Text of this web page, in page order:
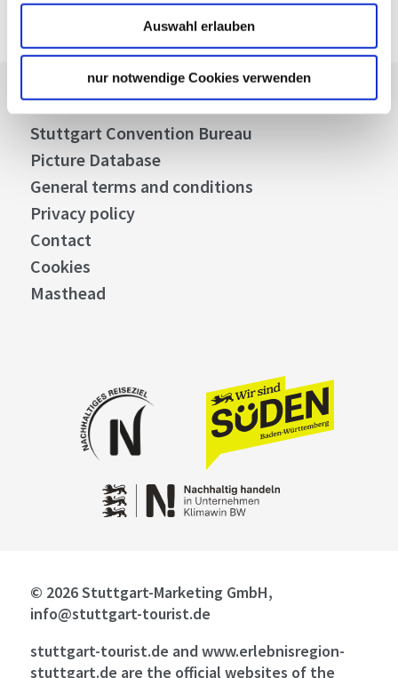
Auswahl erlauben
nur notwendige Cookies verwenden
Google Maps Route
Press
Stuttgart Convention Bureau
Picture Database
General terms and conditions
Privacy policy
Contact
Cookies
Masthead
© 2026 Stuttgart-Marketing GmbH,
info@stuttgart-tourist.de
stuttgart-tourist.de and www.erlebnisregion-
stuttgart.de are the official websites of the